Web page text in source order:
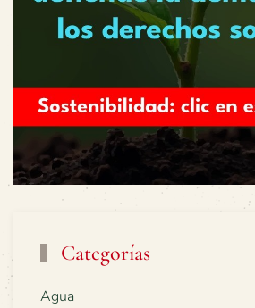
Categorías
Agua